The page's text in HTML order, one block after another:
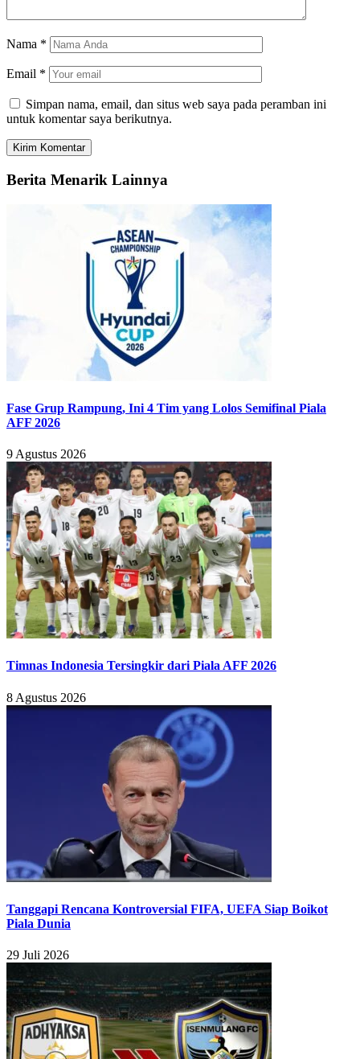
Nama *
Email *
Simpan nama, email, dan situs web saya pada peramban ini
untuk komentar saya berikutnya.
Berita Menarik Lainnya
Fase Grup Rampung, Ini 4 Tim yang Lolos Semifinal Piala
AFF 2026
9 Agustus 2026
Timnas Indonesia Tersingkir dari Piala AFF 2026
8 Agustus 2026
Tanggapi Rencana Kontroversial FIFA, UEFA Siap Boikot
Piala Dunia
29 Juli 2026